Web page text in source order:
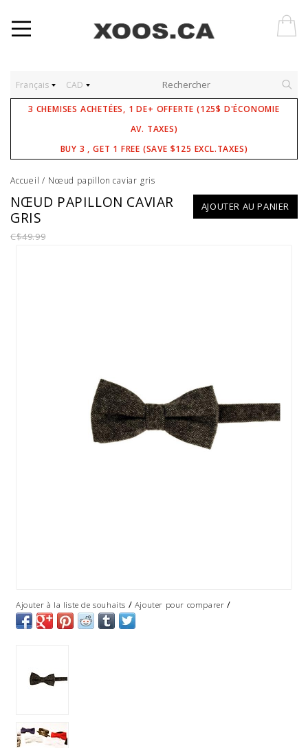
Français CAD
3 CHEMISES ACHETÉES, 1 DE+ OFFERTE (125$ D'ÉCONOMIE
AV. TAXES)
BUY 3 , GET 1 FREE (SAVE $125 EXCL.TAXES)
Accueil / Nœud papillon caviar gris
AJOUTER AU PANIER
NŒUD PAPILLON CAVIAR
GRIS
C$49.99
Ajouter à la liste de souhaits / Ajouter pour comparer /